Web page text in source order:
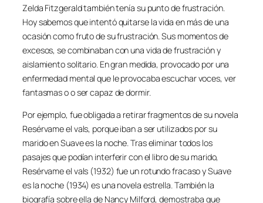
Zelda Fitzgerald también tenía su punto de frustración.
Hoy sabemos que intentó quitarse la vida en más de una
ocasión como fruto de su frustración. Sus momentos de
excesos, se combinaban con una vida de frustración y
aislamiento solitario. En gran medida, provocado por una
enfermedad mental que le provocaba escuchar voces, ver
fantasmas o o ser capaz de dormir.
Por ejemplo, fue obligada a retirar fragmentos de su novela
Resérvame el vals, porque iban a ser utilizados por su
marido en Suave es la noche. Tras eliminar todos los
pasajes que podían interferir con el libro de su marido,
Resérvame el vals (1932) fue un rotundo fracaso ySuave
es la noche(1934) es una novela estrella. También la
biografía sobre ella de Nancy Milford, demostraba que